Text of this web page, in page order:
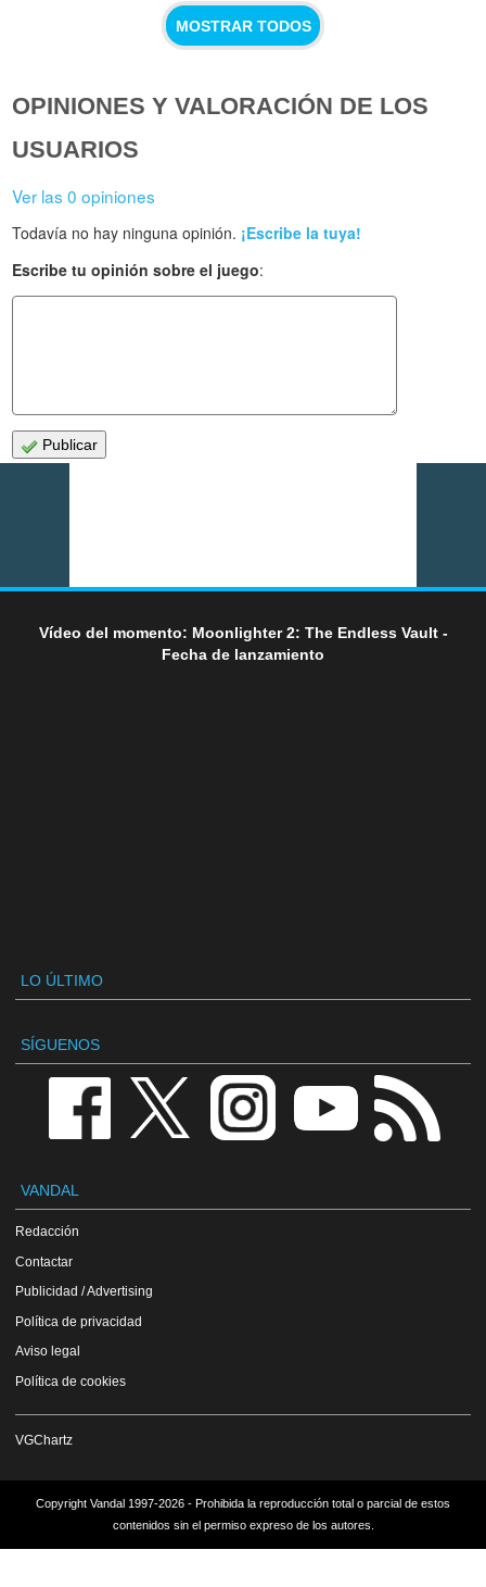
MOSTRAR TODOS
OPINIONES Y VALORACIÓN DE LOS
USUARIOS
Ver las 0 opiniones
Todavía no hay ninguna opinión. ¡Escribe la tuya!
Escribe tu opinión sobre el juego:
Publicar
Vídeo del momento: Moonlighter 2: The Endless Vault -
Fecha de lanzamiento
LO ÚLTIMO
SÍGUENOS
VANDAL
Redacción
Contactar
Publicidad / Advertising
Política de privacidad
Aviso legal
Política de cookies
VGChartz
Copyright Vandal 1997-2026 - Prohibida la reproducción total o parcial de estos
contenidos sin el permiso expreso de los autores.